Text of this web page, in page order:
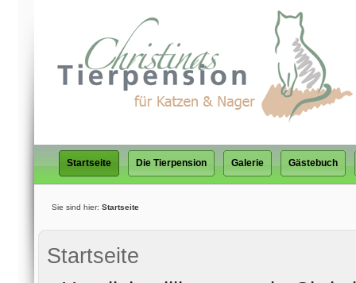
Startseite Die Tierpension Galerie Gästebuch
Sie sind hier: Startseite
Startseite